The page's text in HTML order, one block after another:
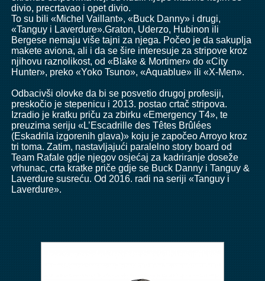
divio, precrtavao i opet divio.
To su bili «Michel Vaillant», «Buck Danny» i drugi,
«Tanguy i Laverdure».Graton, Uderzo, Hubinon ili
Bergese nemaju više tajni za njega. Počeo je da sakuplja
makete aviona, ali i da se šire interesuje za stripove kroz
njihovu raznolikost, od «Blake & Mortimer» do «City
Hunter», preko «Yoko Tsuno», «Aquablue» ili «X-Men».
Odbacivši olovke da bi se posvetio drugoj profesiji,
preskočio je stepenicu i 2013. postao crtač stripova.
Izradio je kratku priču za zbirku «Emergency T4», te
preuzima seriju «L’Escadrille des Têtes Brûlées
(Eskadrila izgorenih glava)» koju je započeo Arroyo kroz
tri toma. Zatim, nastavljajući paralelno story board od
Team Rafale gdje njegov osjećaj za kadriranje doseže
vrhunac, crta kratke priče gdje se Buck Danny i Tanguy &
Laverdure susreću. Od 2016. radi na seriji «Tanguy i
Laverdure».